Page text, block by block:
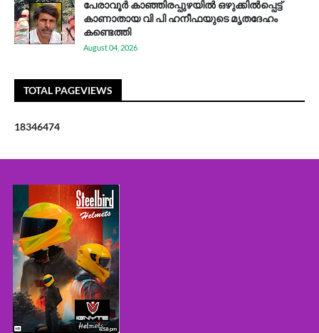
പേരാവൂർ കാഞ്ഞിരപ്പുഴയിൽ ഒഴുക്കിൽപ്പെട്ട്
കാണാതായ വി പി ഹനീഫയുടെ മൃതദേഹം
കണ്ടെത്തി
August 04, 2026
TOTAL PAGEVIEWS
18346474